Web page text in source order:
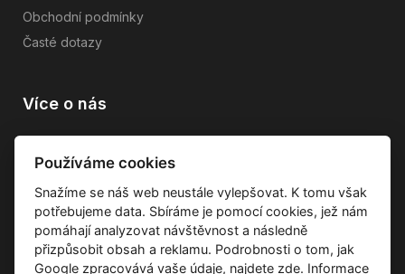
Obchodní podmínky
Časté dotazy
Více o nás
Průvodce tkaninami
Kontakty
Používáme cookies
Snažíme se náš web neustále vylepšovat. K tomu však
potřebujeme data. Sbíráme je pomocí cookies, jež nám
pomáhají analyzovat návštěvnost a následně
přizpůsobit obsah a reklamu. Podrobnosti o tom, jak
Google zpracovává vaše údaje, najdete zde. Informace